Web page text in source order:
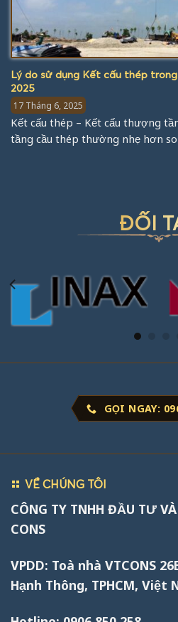
Lý do sử dụng Kết cấu thép
2025
17 Tháng 6, 2025
Kết cấu thép – Kết cấu thượng
tầng cầu thép thường nhẹ hơn so
ĐỐI
GỌI NGAY:
VỀ CHÚNG TÔI
CÔNG TY TNHH ĐẦU TƯ
CONS
VPDD: Toà nhà VTCONS
Hạnh Thông, TPHCM, Việt